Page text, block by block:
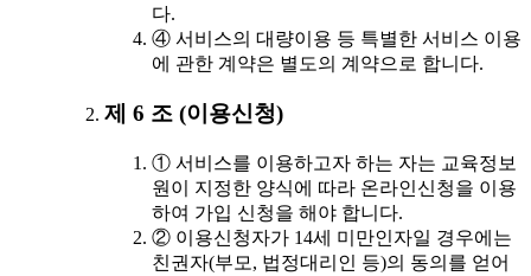
다.
④ 서비스의 대량이용 등 특별한 서비스 이용
에 관한 계약은 별도의 계약으로 합니다.
제 6 조 (이용신청)
① 서비스를 이용하고자 하는 자는 교육정보
원이 지정한 양식에 따라 온라인신청을 이용
하여 가입 신청을 해야 합니다.
② 이용신청자가 14세 미만인자일 경우에는
친권자(부모, 법정대리인 등)의 동의를 얻어